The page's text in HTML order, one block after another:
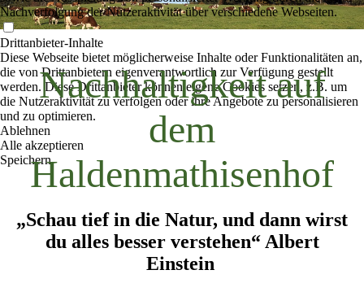
Nachhaltigkeit auf
dem
Haldenmathisenhof
„Schau tief in die Natur, und dann wirst
du alles besser verstehen“ Albert
Einstein
Nachverfolgung der Nutzeraktivität über verschiedene Webseiten.
Drittanbieter-Inhalte
Diese Webseite bietet möglicherweise Inhalte oder Funktionalitäten an,
die von Drittanbietern eigenverantwortlich zur Verfügung gestellt
werden. Diese Drittanbieter können eigene Cookies setzen, z.B. um
die Nutzeraktivität zu verfolgen oder ihre Angebote zu personalisieren
und zu optimieren.
Ablehnen
Alle akzeptieren
Speichern